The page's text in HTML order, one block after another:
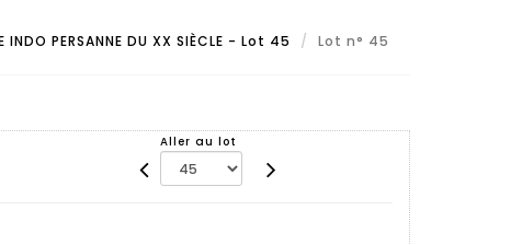
INDO PERSANNE DU XX SIÈCLE - Lot 45 Lot n° 45
Aller au lot